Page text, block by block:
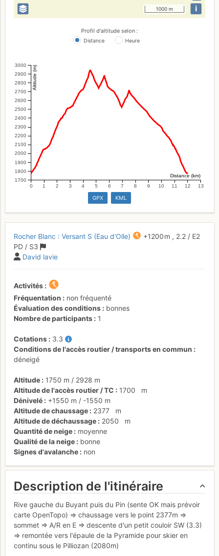
1000 m i
Profil d'altitude selon :
Distance Heure
1700
1800
1900
2000
2100
2200
2300
2400
2500
2600
2700
2800
2900
3000 Altitude (m)
0 1 2 3 4 5 6 7 8 9 10 11 12 13
Distance (km)
GPX KML
Rocher Blanc : Versant S (Eau d'Olle) +1200 m , 2.2 / E2
PD / S3
David lavie
Activités
Fréquentation
non fréquenté
Évaluation des conditions
bonnes
Nombre de participants
1
Cotations
3.3
Conditions de l'accès routier / transports en commun
déneigé
Altitude 1750 m / 2928 m
Altitude de l'accès routier / TC
1700
m
Dénivelé
+1550 m / -1550 m
Altitude de chaussage
2377
m
Altitude de déchaussage
2050
m
Quantité de neige
moyenne
Qualité de la neige
bonne
Signes d'avalanche
non
Description de l'itinéraire
Rive gauche du Buyant puis du Pin (sente OK mais prévoir
carte OpenTopo) => chaussage vers le point 2377m =>
sommet => A/R en E => descente d'un petit couloir SW (3.3)
=> remontée vers l'épaule de la Pyramide pour skier en
continu sous le Pilliozan (2080m)